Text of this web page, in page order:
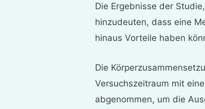
Die Ergebnisse der
hinzudeuten, dass eine
hinaus Vorteile haben
Die
Versuchszeitraum mit
abgenommen, um die